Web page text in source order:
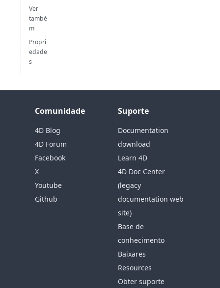
Ver
també
m
Propri
edade
s
Comunidade
4D Blog
4D Forum
Facebook
X
Youtube
Github
Suporte
Documentation
download
Learn 4D
4D Doc Center
(legacy
documentation web
site)
Base de
conhecimento
Baixares
Resources
Obter suporte